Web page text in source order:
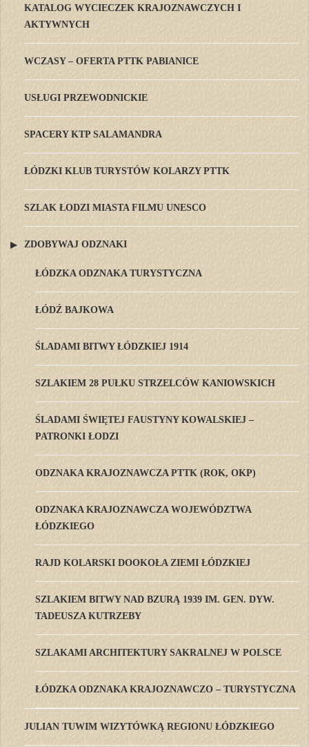
KATALOG WYCIECZEK KRAJOZNAWCZYCH I
AKTYWNYCH
WCZASY – OFERTA PTTK PABIANICE
USŁUGI PRZEWODNICKIE
SPACERY KTP SALAMANDRA
ŁÓDZKI KLUB TURYSTÓW KOLARZY PTTK
SZLAK ŁODZI MIASTA FILMU UNESCO
ZDOBYWAJ ODZNAKI
ŁÓDZKA ODZNAKA TURYSTYCZNA
ŁÓDŹ BAJKOWA
ŚLADAMI BITWY ŁÓDZKIEJ 1914
SZLAKIEM 28 PUŁKU STRZELCÓW KANIOWSKICH
ŚLADAMI ŚWIĘTEJ FAUSTYNY KOWALSKIEJ –
PATRONKI ŁODZI
ODZNAKA KRAJOZNAWCZA PTTK (ROK, OKP)
ODZNAKA KRAJOZNAWCZA WOJEWÓDZTWA
ŁÓDZKIEGO
RAJD KOLARSKI DOOKOŁA ZIEMI ŁÓDZKIEJ
SZLAKIEM BITWY NAD BZURĄ 1939 IM. GEN. DYW.
TADEUSZA KUTRZEBY
SZLAKAMI ARCHITEKTURY SAKRALNEJ W POLSCE
ŁÓDZKA ODZNAKA KRAJOZNAWCZO – TURYSTYCZNA
JULIAN TUWIM WIZYTÓWKĄ REGIONU ŁÓDZKIEGO